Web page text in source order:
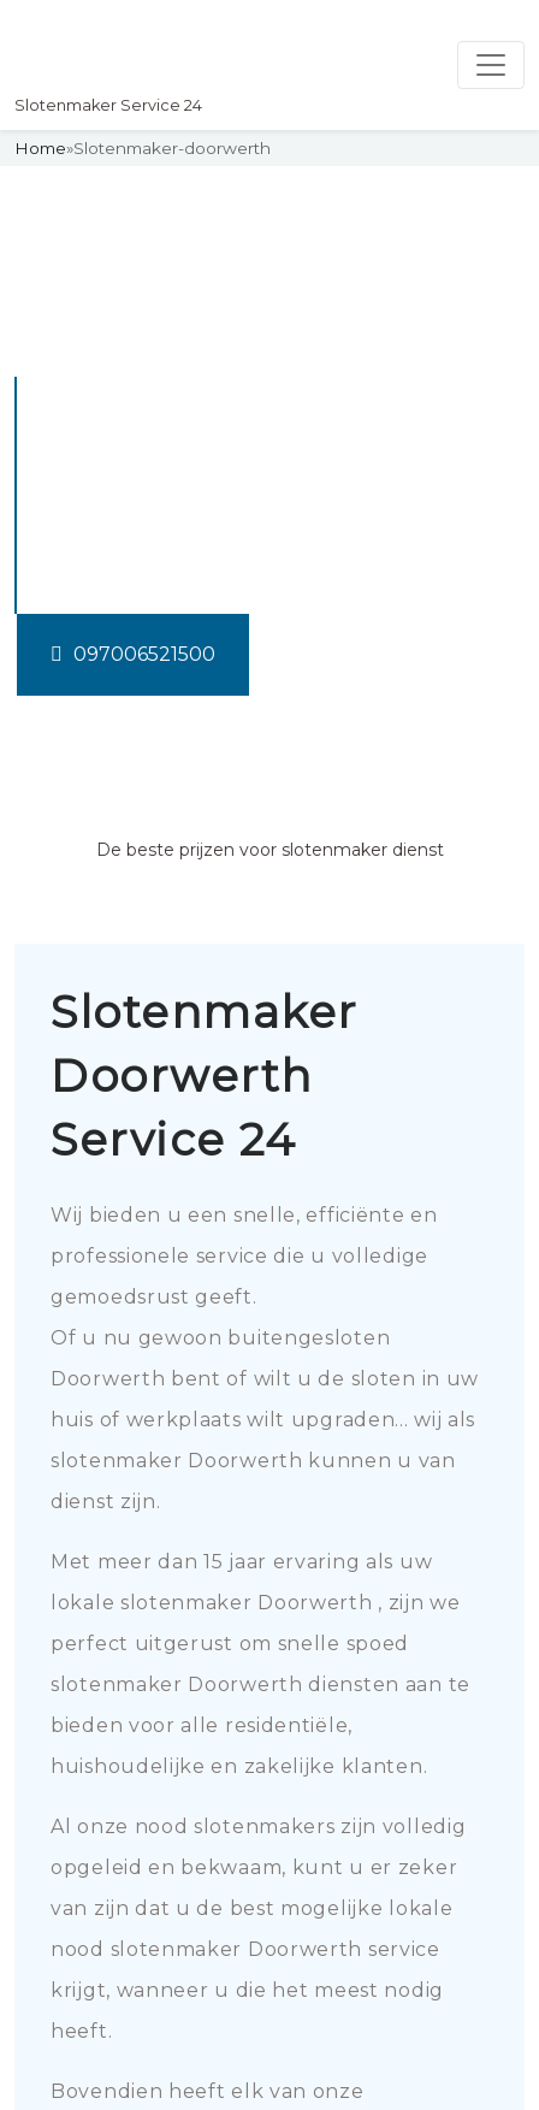
Slotenmaker Service 24
Home»Slotenmaker-doorwerth
097006521500
De beste prijzen voor slotenmaker dienst
Slotenmaker
Doorwerth
Service 24
Wij bieden u een snelle, efficiënte en
professionele service die u volledige
gemoedsrust geeft.
Of u nu gewoon buitengesloten
Doorwerth bent of wilt u de sloten in uw
huis of werkplaats wilt upgraden... wij als
slotenmaker Doorwerth kunnen u van
dienst zijn.
Met meer dan 15 jaar ervaring als uw
lokale slotenmaker Doorwerth , zijn we
perfect uitgerust om snelle spoed
slotenmaker Doorwerth diensten aan te
bieden voor alle residentiële,
huishoudelijke en zakelijke klanten.
Al onze nood slotenmakers zijn volledig
opgeleid en bekwaam, kunt u er zeker
van zijn dat u de best mogelijke lokale
nood slotenmaker Doorwerth service
krijgt, wanneer u die het meest nodig
heeft.
Bovendien heeft elk van onze